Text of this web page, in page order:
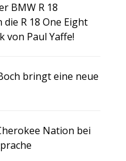
BMW R 18
R 18 One Eight
von Paul Yaffe!
bringt eine neue
Nation bei